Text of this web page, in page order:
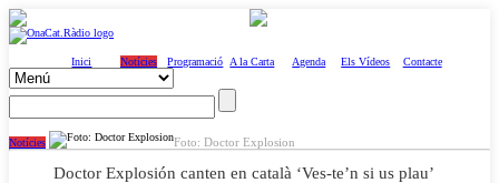
Inici Notícies Programació A la Carta Agenda Els Vídeos Contacte
Notícies Foto: Doctor Explosion
Doctor Explosión canten en català ‘Ves-te’n si us plau’